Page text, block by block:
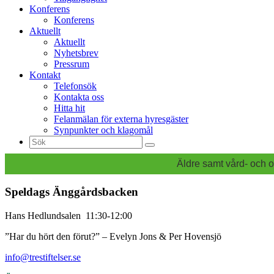
Konferens
Konferens
Aktuellt
Aktuellt
Nyhetsbrev
Pressrum
Kontakt
Telefonsök
Kontakta oss
Hitta hit
Felanmälan för externa hyresgäster
Synpunkter och klagomål
Sök
efter:
Äldre samt vård- och
Speldags Änggårdsbacken
Hans Hedlundsalen 11:30-12:00
”Har du hört den förut?” – Evelyn Jons & Per Hovensjö
info@trestiftelser.se